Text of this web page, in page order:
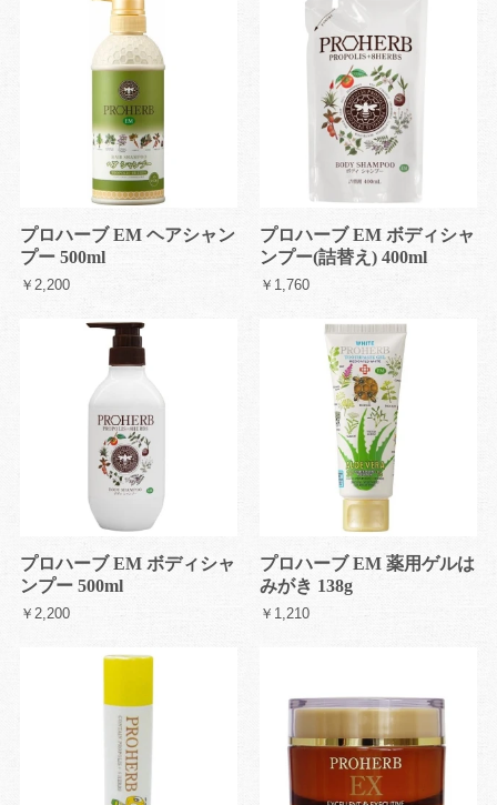
プロハーブ EM ヘアシャン
プー 500ml
￥2,200
プロハーブ EM ボディシャ
ンプー(詰替え) 400ml
￥1,760
プロハーブ EM ボディシャ
ンプー 500ml
￥2,200
プロハーブ EM 薬用ゲルは
みがき 138g
￥1,210